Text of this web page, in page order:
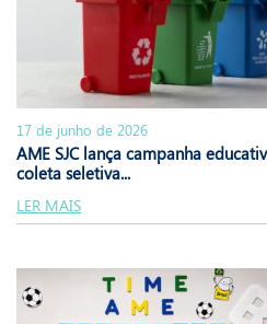
17 de junho de 2026
AME SJC lança campanha
coleta seletiva...
LER MAIS